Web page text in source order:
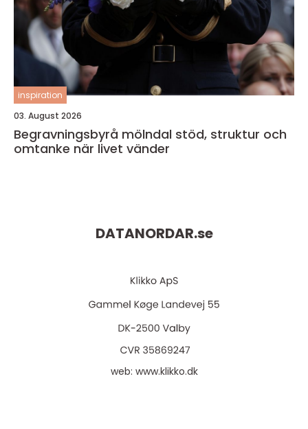
inspiration
03. August 2026
Begravningsbyrå mölndal stöd, struktur och
omtanke när livet vänder
DATANORDAR.se
web: www.klikko.dk